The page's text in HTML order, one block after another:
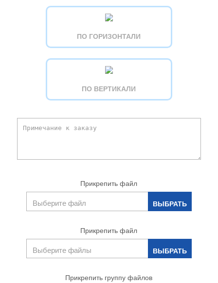
ПО ГОРИЗОНТАЛИ
ПО ВЕРТИКАЛИ
Прикрепить файл
Прикрепить файл
Прикрепить группу файлов